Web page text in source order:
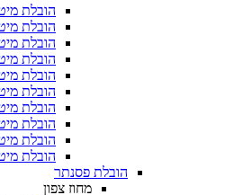
הובלת
הובלת
הובלת
הובלת
הובלת
הובלת
הובלת
הובלת
הובלת
הובלת
הובלת פסנתר
מחוז צפון